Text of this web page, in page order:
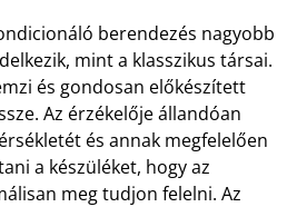
berendezés nagyobb
mint a klasszikus társai.
és gondosan előkészített
Az érzékelője állandóan
és annak megfelelően
a készüléket, hogy az
meg tudjon felelni. Az